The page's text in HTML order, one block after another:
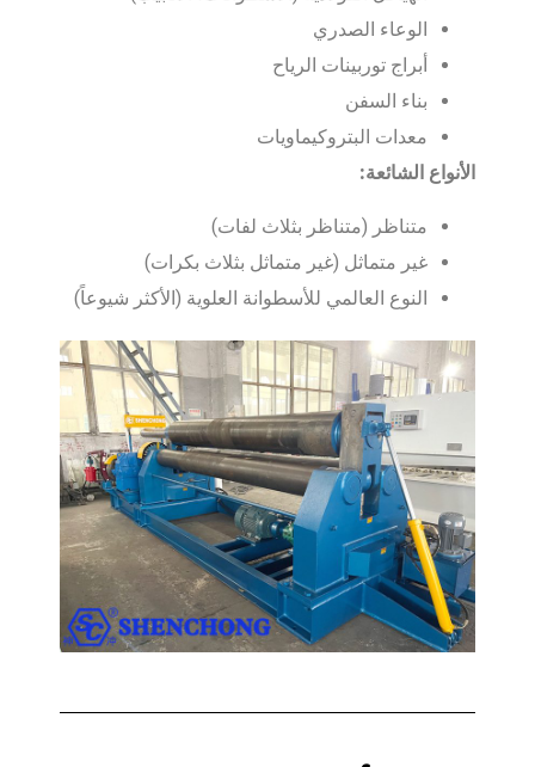
الوعاء الصدري
أبراج توربينات الرياح
بناء السفن
معدات البتروكيماويات
الأنواع الشائعة:
متناظر (متناظر بثلاث لفات)
غير متماثل (غير متماثل بثلاث بكرات)
النوع العالمي للأسطوانة العلوية (الأكثر شيوعاً)